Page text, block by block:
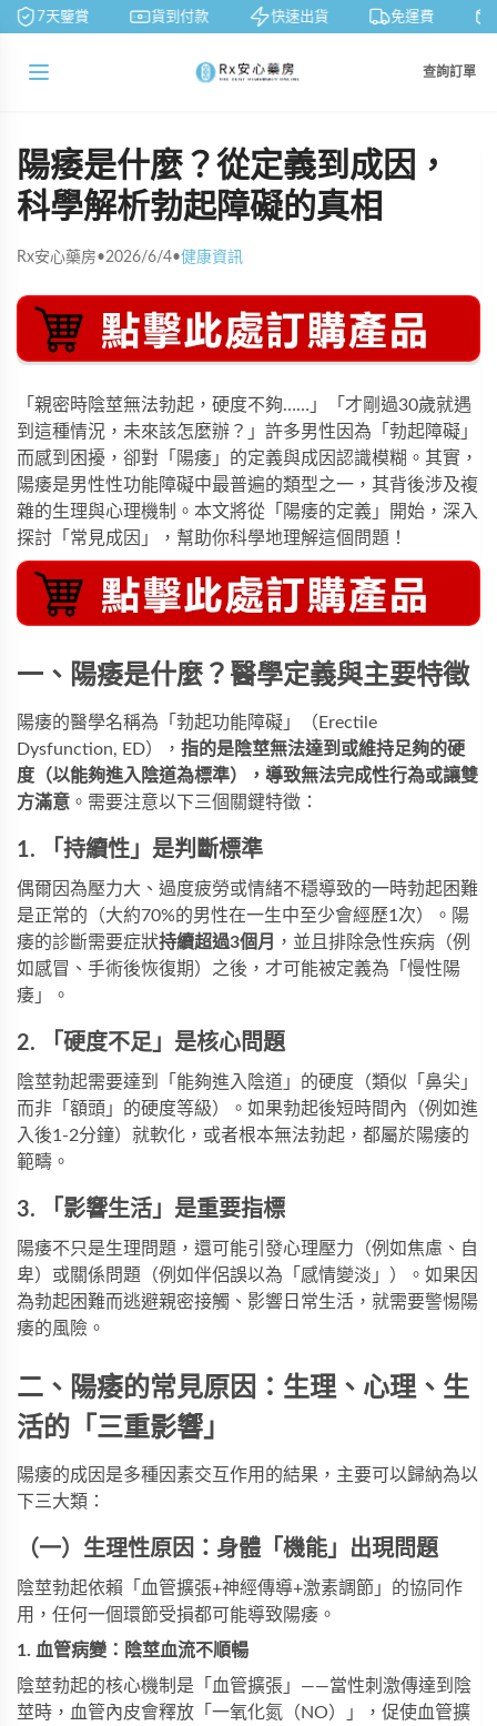
7天鑒賞 貨到付款 快速出貨 免運費
查詢訂單
陽痿是什麼？從定義到成因，
科學解析勃起障礙的真相
Rx安心藥房•2026/6/4•健康資訊
「親密時陰莖無法勃起，硬度不夠……」「才剛過30歲就遇
到這種情況，未來該怎麼辦？」許多男性因為「勃起障礙」
而感到困擾，卻對「陽痿」的定義與成因認識模糊。其實，
陽痿是男性性功能障礙中最普遍的類型之一，其背後涉及複
雜的生理與心理機制。本文將從「陽痿的定義」開始，深入
探討「常見成因」，幫助你科學地理解這個問題！
一、陽痿是什麼？醫學定義與主要特徵
陽痿的醫學名稱為「勃起功能障礙」（Erectile
Dysfunction, ED）， 指的是陰莖無法達到或維持足夠的硬
度（以能夠進入陰道為標準），導致無法完成性行為或讓雙
方滿意 。需要注意以下三個關鍵特徵：
1. 「持續性」是判斷標準
偶爾因為壓力大、過度疲勞或情緒不穩導致的一時勃起困難
是正常的（大約70%的男性在一生中至少會經歷1次）。陽
痿的診斷需要症狀持續超過3個月
，並且排除急性疾病（例
如感冒、手術後恢復期）之後，才可能被定義為「慢性陽
痿」。
2. 「硬度不足」是核心問題
陰莖勃起需要達到「能夠進入陰道」的硬度（類似「鼻尖」
而非「額頭」的硬度等級）。如果勃起後短時間內（例如進
入後1-2分鐘）就軟化，或者根本無法勃起，都屬於陽痿的
範疇。
3. 「影響生活」是重要指標
陽痿不只是生理問題，還可能引發心理壓力（例如焦慮、自
卑）或關係問題（例如伴侶誤以為「感情變淡」）。如果因
為勃起困難而逃避親密接觸、影響日常生活，就需要警惕陽
痿的風險。
二、陽痿的常見原因：生理、心理、生
活的「三重影響」
陽痿的成因是多種因素交互作用的結果，主要可以歸納為以
下三大類：
（一）生理性原因：身體「機能」出現問題
陰莖勃起依賴「血管擴張+神經傳導+激素調節」的協同作
用，任何一個環節受損都可能導致陽痿。
1. 血管病變：陰莖血流不順暢
陰莖勃起的核心機制是「血管擴張」——當性刺激傳達到陰
莖時，血管內皮會釋放「一氧化氮（NO）」，促使血管擴